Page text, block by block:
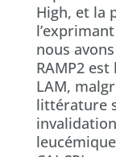
High, et la
nous
RAMP2
LAM,
littérature